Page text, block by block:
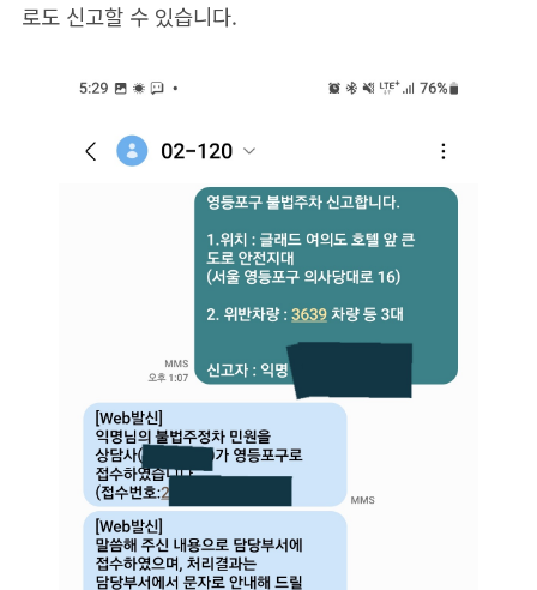
로도 신고할 수 있습니다.